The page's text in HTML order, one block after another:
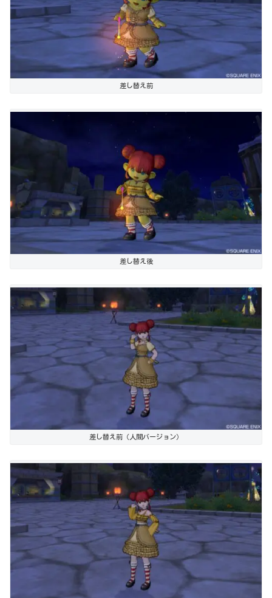
差し替え前
差し替え後
差し替え前（人間バージョン）